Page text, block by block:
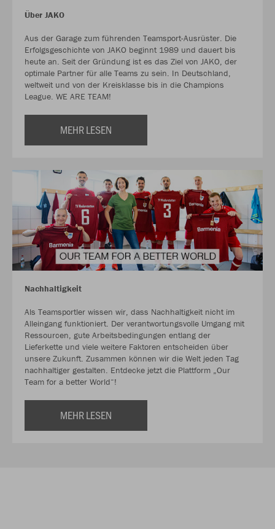
Über JAKO
Aus der Garage zum führenden Teamsport-Ausrüster. Die
Erfolgsgeschichte von JAKO beginnt 1989 und dauert bis
heute an. Seit der Gründung ist es das Ziel von JAKO, der
optimale Partner für alle Teams zu sein. In Deutschland,
weltweit und von der Kreisklasse bis in die Champions
League. WE ARE TEAM!
MEHR LESEN
Nachhaltigkeit
Als Teamsportler wissen wir, dass Nachhaltigkeit nicht im
Alleingang funktioniert. Der verantwortungsvolle Umgang mit
Ressourcen, gute Arbeitsbedingungen entlang der
Lieferkette und viele weitere Faktoren entscheiden über
unsere Zukunft. Zusammen können wir die Welt jeden Tag
nachhaltiger gestalten. Entdecke jetzt die Plattform „Our
Team for a better World“!
MEHR LESEN